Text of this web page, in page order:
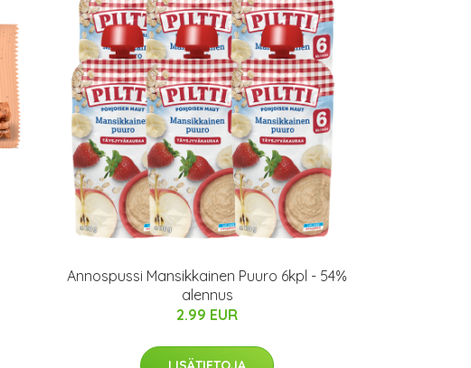
Annospussi Mansikkainen Puuro 6kpl - 54%
alennus
2.99 EUR